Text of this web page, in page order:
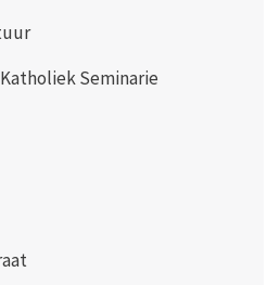
Seminarie